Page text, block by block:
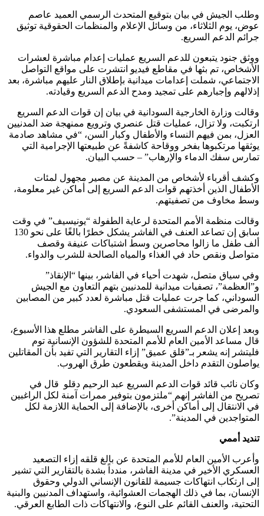
وطلب الجيش في بيان بتوقيع المتحدث الرسمي العميد عاصم
عوض، يوم الثلاثاء، من وسائل الإعلام والمنظمات الحقوقية توثيق
جرائم الدعم السريع.
ووثق جنود يتبعون للدعم السريع عمليات إعدام مباشرة لعشرات
الأشخاص، تم بثها في مقاطع فيديو انتشرت على مواقع التواصل
الاجتماعي، شملت إعدامات ميدانية بإطلاق النار عليهم مباشرة، بعد
إذلالهم وإجبارهم على تمجيد ومدح الدعم السريع وقيادته.
وقالت وزارة الخارجية السودانية في بيان إن قوات الدعم السريع
ارتكبت، ولا تزال، عمليات قتل عنصري وترويع ممنهجة ضد المدنيين
العزل، بمن فيهم النساء والأطفال وكبار السن، “في مشاهد صادمة
يوثقها مرتكبوها بفخر ووقاحة كاشفةً عن طبيعتها الإجرامية التي
تمارس سفك الدماء والإرهاب” – حسب البيان.
وكشف أقرباء لأشخاص من المدينة عن مصير مجهول لمئات
الأطفال الذين أخذتهم قوات الدعم السريع إلى أماكن غير معلومة،
وسط مخاوف من تصفيتهم.
وقالت منظمة الأمم المتحدة لرعاية الطفولة “يونيسيف” في وقت
سابق إن تصاعد العنف في الفاشر يشكل خطرًا بالغًا على نحو 130
ألف طفل ما زالوا محاصرين وسط اشتباكات عنيفة وقصف
متواصل ونقص حاد في الغذاء والمياه الصالحة للشرب والدواء.
وفي سياق متصل، شهدت أحياء في الفاشر، بينها “الإنقاذ”
و”العظمة”، تصفيات ميدانية للمدنيين بتهم التعاون مع الجيش
السوداني، كما جرت عمليات قتل مباشرة لعدد كبير من المصابين
والمرضى في المستشفى السعودي.
وبعد إعلان الدعم السريع السيطرة على الفاشر مطلع هذا الأسبوع،
قال مساعد الأمين العام للأمم المتحدة للشؤون الإنسانية توم
فليتشر إنه يشعر بـ”قلق عميق” إزاء التقارير التي تفيد بأن المقاتلين
يواصلون التقدم داخل المدينة ويقطعون طرق الهروب.
وكان نائب قائد قوات الدعم السريع عبد الرحيم دقلو قال في
تصريح من الفاشر إنهم “ملتزمون بتوفير ممرات آمنة لكل الراغبين
في الانتقال إلى أماكن أخرى، بالإضافة إلى الحماية اللازمة لكل
المتواجدين في المدينة”.
تنديد أممي
وأعرب الأمين العام للأمم المتحدة عن بالغ قلقه إزاء التصعيد
العسكري الأخير في مدينة الفاشر، مندداً بشدة بالتقارير التي تشير
إلى ارتكاب انتهاكات جسيمة للقانون الإنساني الدولي وحقوق
الإنسان، بما في ذلك الهجمات العشوائية، واستهداف المدنيين والبنية
التحتية، والعنف القائم على النوع، والانتهاكات ذات الطابع العرقي.